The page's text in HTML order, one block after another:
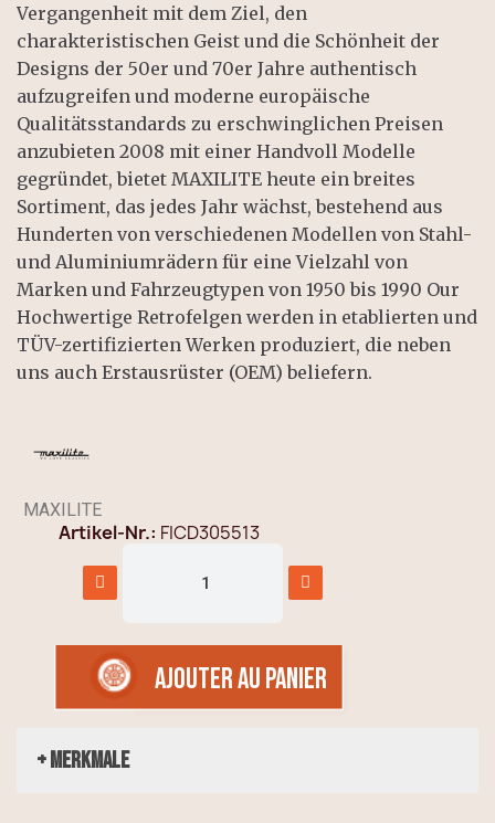
Vergangenheit mit dem Ziel, den
charakteristischen Geist und die Schönheit der
Designs der 50er und 70er Jahre authentisch
aufzugreifen und moderne europäische
Qualitätsstandards zu erschwinglichen Preisen
anzubieten 2008 mit einer Handvoll Modelle
gegründet, bietet MAXILITE heute ein breites
Sortiment, das jedes Jahr wächst, bestehend aus
Hunderten von verschiedenen Modellen von Stahl-
und Aluminiumrädern für eine Vielzahl von
Marken und Fahrzeugtypen von 1950 bis 1990 Our
Hochwertige Retrofelgen werden in etablierten und
TÜV-zertifizierten Werken produziert, die neben
uns auch Erstausrüster (OEM) beliefern.
MAXILITE
Artikel-Nr. FICD305513
AJOUTER AU PANIER
+ Merkmale